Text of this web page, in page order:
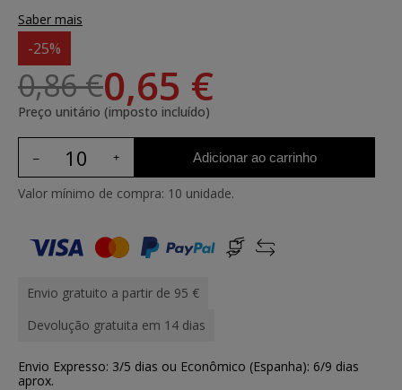
Saber mais
-25%
0,86 €0,65 €
Preço unitário (imposto incluído)
Adicionar ao carrinho
Valor mínimo de compra: 10 unidade.
Envio gratuito a partir de 95 €
Devolução gratuita em 14 dias
Envio Expresso: 3/5 dias ou Econômico (Espanha): 6/9 dias
aprox.